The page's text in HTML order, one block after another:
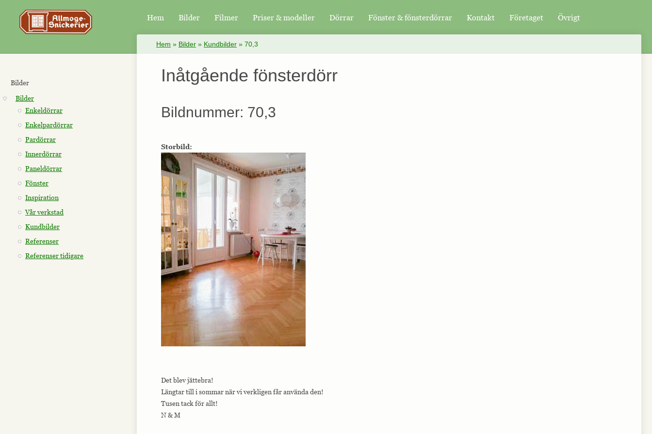
Hem Bilder Filmer Priser & modeller Dörrar Fönster & fönsterdörrar Kontakt Företaget Övrigt
Bilder
Bilder
Enkeldörrar
Enkelpardörrar
Pardörrar
Innerdörrar
Paneldörrar
Fönster
Inspiration
Vår verkstad
Kundbilder
Referenser
Referenser tidigare
Hem » Bilder » Kundbilder » 70,3
Inåtgående fönsterdörr
Bildnummer: 70,3
Storbild:
Det blev jättebra!
Längtar till i sommar när vi verkligen får använda den!
Tusen tack för allt!
N & M